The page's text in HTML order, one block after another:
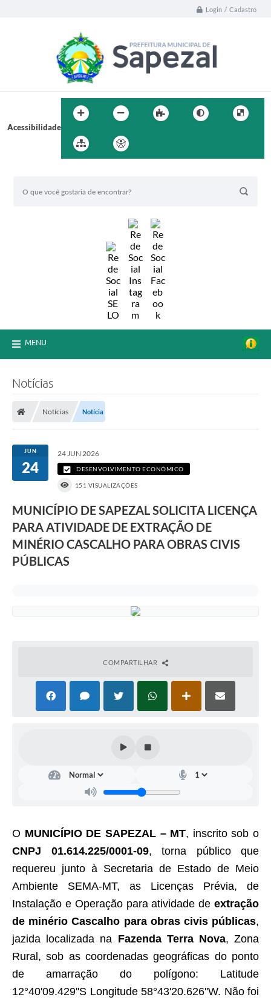
Login / Cadastro
Acessibilidade
MENU
Notícias
Notícias Notícia
JUN
24
24 JUN 2026
DESENVOLVIMENTO ECONÔMICO
151 VISUALIZAÇÕES
MUNICÍPIO DE SAPEZAL SOLICITA LICENÇA
PARA ATIVIDADE DE EXTRAÇÃO DE
MINÉRIO CASCALHO PARA OBRAS CIVIS
PÚBLICAS
COMPARTILHAR
O MUNICÍPIO DE SAPEZAL – MT, inscrito sob o
CNPJ 01.614.225/0001-09, torna público que
requereu junto à Secretaria de Estado de Meio
Ambiente SEMA-MT, as Licenças Prévia, de
Instalação e Operação para atividade de extração
de minério Cascalho para obras civis públicas,
jazida localizada na Fazenda Terra Nova, Zona
Rural, sob as coordenadas geográficas do ponto
de amarração do polígono: Latitude
12°40'09.429''S Longitude 58°43'20.626''W. Não foi